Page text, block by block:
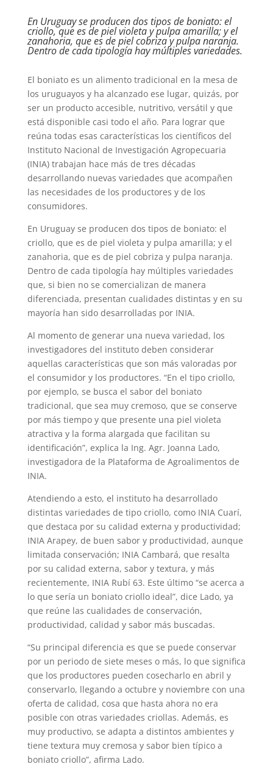
En Uruguay se producen dos tipos de boniato: el
criollo, que es de piel violeta y pulpa amarilla; y el
zanahoria, que es de piel cobriza y pulpa naranja.
Dentro de cada tipología hay múltiples variedades.
El boniato es un alimento tradicional en la mesa de
los uruguayos y ha alcanzado ese lugar, quizás, por
ser un producto accesible, nutritivo, versátil y que
está disponible casi todo el año. Para lograr que
reúna todas esas características los científicos del
Instituto Nacional de Investigación Agropecuaria
(INIA) trabajan hace más de tres décadas
desarrollando nuevas variedades que acompañen
las necesidades de los productores y de los
consumidores.
En Uruguay se producen dos tipos de boniato: el
criollo, que es de piel violeta y pulpa amarilla; y el
zanahoria, que es de piel cobriza y pulpa naranja.
Dentro de cada tipología hay múltiples variedades
que, si bien no se comercializan de manera
diferenciada, presentan cualidades distintas y en su
mayoría han sido desarrolladas por INIA.
Al momento de generar una nueva variedad, los
investigadores del instituto deben considerar
aquellas características que son más valoradas por
el consumidor y los productores. “En el tipo criollo,
por ejemplo, se busca el sabor del boniato
tradicional, que sea muy cremoso, que se conserve
por más tiempo y que presente una piel violeta
atractiva y la forma alargada que facilitan su
identificación”, explica la Ing. Agr. Joanna Lado,
investigadora de la Plataforma de Agroalimentos de
INIA.
Atendiendo a esto, el instituto ha desarrollado
distintas variedades de tipo criollo, como INIA Cuarí,
que destaca por su calidad externa y productividad;
INIA Arapey, de buen sabor y productividad, aunque
limitada conservación; INIA Cambará, que resalta
por su calidad externa, sabor y textura, y más
recientemente, INIA Rubí 63. Este último “se acerca a
lo que sería un boniato criollo ideal”, dice Lado, ya
que reúne las cualidades de conservación,
productividad, calidad y sabor más buscadas.
“Su principal diferencia es que se puede conservar
por un periodo de siete meses o más, lo que significa
que los productores pueden cosecharlo en abril y
conservarlo, llegando a octubre y noviembre con una
oferta de calidad, cosa que hasta ahora no era
posible con otras variedades criollas. Además, es
muy productivo, se adapta a distintos ambientes y
tiene textura muy cremosa y sabor bien típico a
boniato criollo”, afirma Lado.